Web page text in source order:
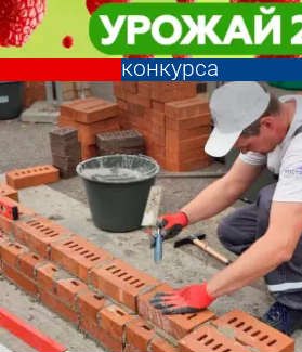
Каменщик
место в финале
конкурса
Город
Каменщик
место в финале
конкурса
Город
Другие
по теме
Погода и
валют в